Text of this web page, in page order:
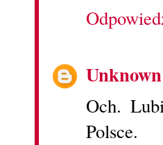
Unknown
Och.
Polsce.